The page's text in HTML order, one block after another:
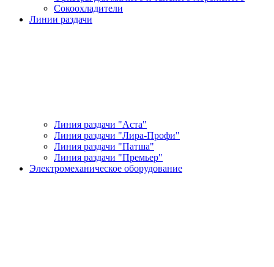
Сокоохладители
Линии раздачи
Линия раздачи "Аста"
Линия раздачи "Лира-Профи"
Линия раздачи "Патша"
Линия раздачи "Премьер"
Электромеханическое оборудование